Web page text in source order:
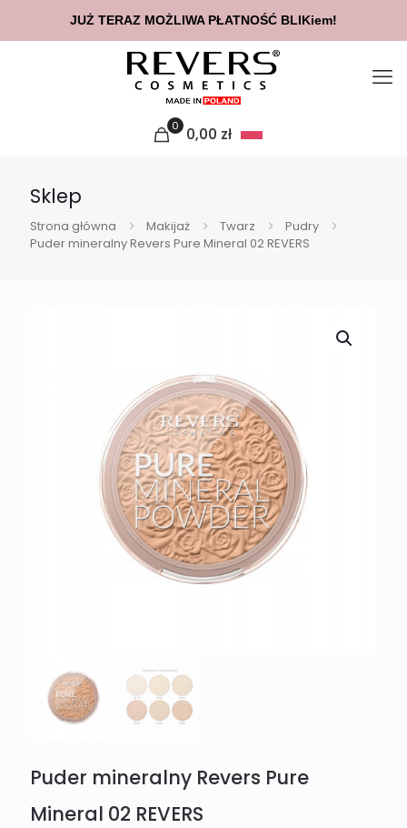
0 0,00 zł
Sklep
Strona główna Makijaż Twarz
Pudry
Puder mineralny Revers Pure Mineral 02 REVERS
Puder mineralny Revers Pure
Mineral 02 REVERS
JUŻ TERAZ MOŻLIWA PŁATNOŚĆ BLIKiem!